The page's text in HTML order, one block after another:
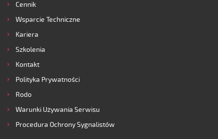
Cennik
Wsparcie Techniczne
Kariera
Szkolenia
Kontakt
Polityka Prywatności
Rodo
Warunki Używania Serwisu
Procedura Ochrony Sygnalistów